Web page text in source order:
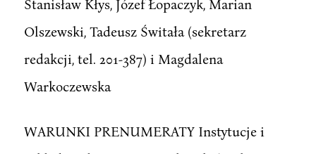
Stanisław Kłys, Józef Łopaczyk, Marian
Olszewski, Tadeusz Świtała (sekretarz
redakcji, tel. 201-387) i Magdalena
Warkoczewska
WARUNKI PRENUMERATY Instytucje i